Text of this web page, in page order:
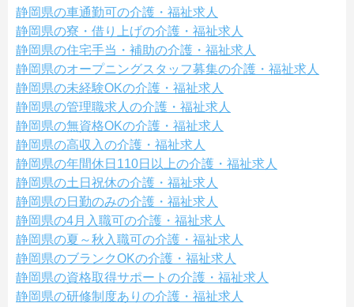
静岡県の車通勤可の介護・福祉求人
静岡県の寮・借り上げの介護・福祉求人
静岡県の住宅手当・補助の介護・福祉求人
静岡県のオープニングスタッフ募集の介護・福祉求人
静岡県の未経験OKの介護・福祉求人
静岡県の管理職求人の介護・福祉求人
静岡県の無資格OKの介護・福祉求人
静岡県の高収入の介護・福祉求人
静岡県の年間休日110日以上の介護・福祉求人
静岡県の土日祝休の介護・福祉求人
静岡県の日勤のみの介護・福祉求人
静岡県の4月入職可の介護・福祉求人
静岡県の夏～秋入職可の介護・福祉求人
静岡県のブランクOKの介護・福祉求人
静岡県の資格取得サポートの介護・福祉求人
静岡県の研修制度ありの介護・福祉求人